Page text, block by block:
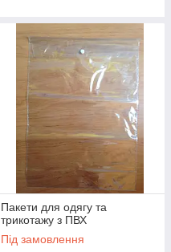
Пакети для одягу та
трикотажу з ПВХ
Під замовлення